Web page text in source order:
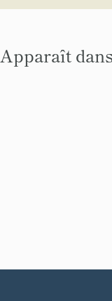
Apparaît